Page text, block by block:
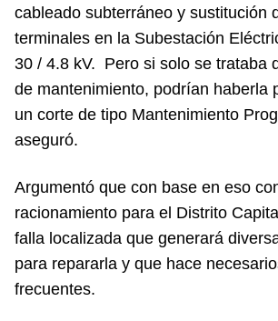
cableado subterráneo y sustitución
terminales en la Subestación
30 / 4.8 kV. Pero si solo se trataba
de mantenimiento, podrían haberla
un corte de tipo Mantenimiento
aseguró.
Argumentó que con base en eso
racionamiento para el Distrito
falla localizada que generará
para repararla y que hace
frecuentes.